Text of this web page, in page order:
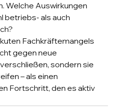
Welche Auswirkungen
betriebs- als auch
Fachkräftemangels
gegen neue
sondern sie
– als einen
Fortschritt, den es aktiv